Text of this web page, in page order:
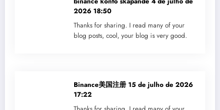
2026 18:50
Thanks for sharing. I read many of your
blog posts, cool, your blog is very good.
Binance美国注册 15 de julho de 2026
17:22